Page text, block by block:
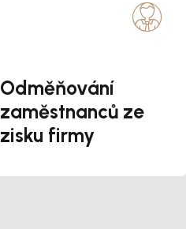
Odměňování
zaměstnanců ze
zisku firmy